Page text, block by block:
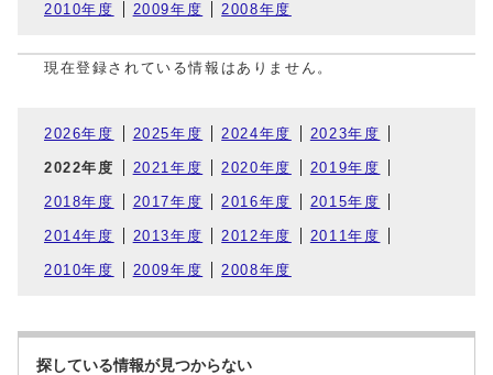
2010年度 2009年度 2008年度
現在登録されている情報はありません。
2026年度 2025年度 2024年度 2023年度
2022年度 2021年度 2020年度 2019年度
2018年度 2017年度 2016年度 2015年度
2014年度 2013年度 2012年度 2011年度
2010年度 2009年度 2008年度
探している情報が見つからない